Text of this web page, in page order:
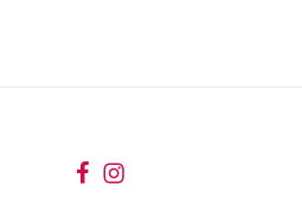
wir wir